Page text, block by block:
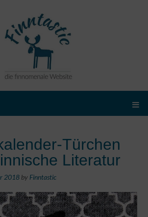
Türchen
Literatur
2018 by Finntastic